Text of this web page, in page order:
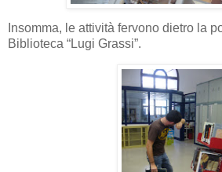
Insomma, le attività fervono dietro la
Biblioteca “Lugi Grassi”.